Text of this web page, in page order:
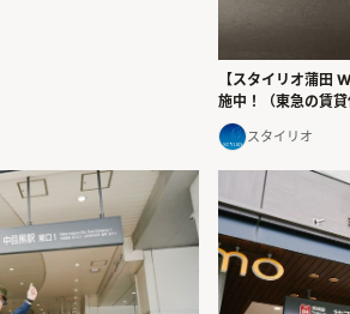
【スタイリオ蒲田
施中！（東急の賃
スタイリオ